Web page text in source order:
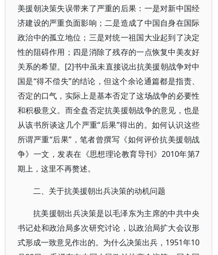
美援朝决策失误带来了严重的后果：一是对新中国经
济建设的严重负面影响；二是造成了中国自身在国际
政治中的孤立地位；三是对统一祖国大业起到了决定
性的阻碍作用；四是消除了残存的一点恢复中美友好
关系的希望。[2]书中虽未直接说出抗美援朝战争对中
国是“得不偿失”的结论，但这个余论通篇都是指责、
否定的口气，实际上是基本否定了这场战争的必要性
和积极意义。而全盘否定抗美援朝战争的意见，也是
从该书所谈这几个严重“后果”得出的。如何认识这些
所谓严重“后果”，笔者曾撰写《如何评价抗美援朝战
争》一文，发表在《思想理论教育导刊》2010年第7
期上，这里不再赘述。
二、关于抗美援朝出兵决策的动机问题
抗美援朝出兵决策是以毛泽东为主席的中共中央
书记处和政治局多次研究讨论，以政治局扩大会议形
式形成一致意见作出的。为什么决策出兵，1951年10